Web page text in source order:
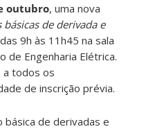
outubro, uma nova
básicas de derivada e
9h às 11h45 na sala
de Engenharia Elétrica.
todos os
de inscrição prévia.
de derivadas e